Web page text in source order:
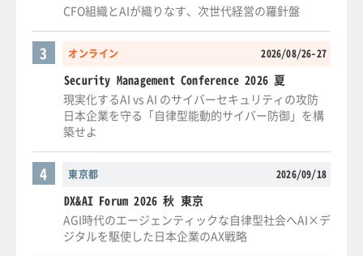
CFO組織とAIが織りなす、次世代経営の羅針盤
オンライン 2026/08/26-27
3
Security Management Conference 2026 夏
現実化するAI vs AI のサイバーセキュリティの攻防
日本企業を守る「自律型能動的サイバー防御」を構
築せよ
東京都 2026/09/18
4
DX&AI Forum 2026 秋 東京
AGI時代のエージェンティックな自律型社会へAI×デ
ジタルを駆使した日本企業のAX戦略